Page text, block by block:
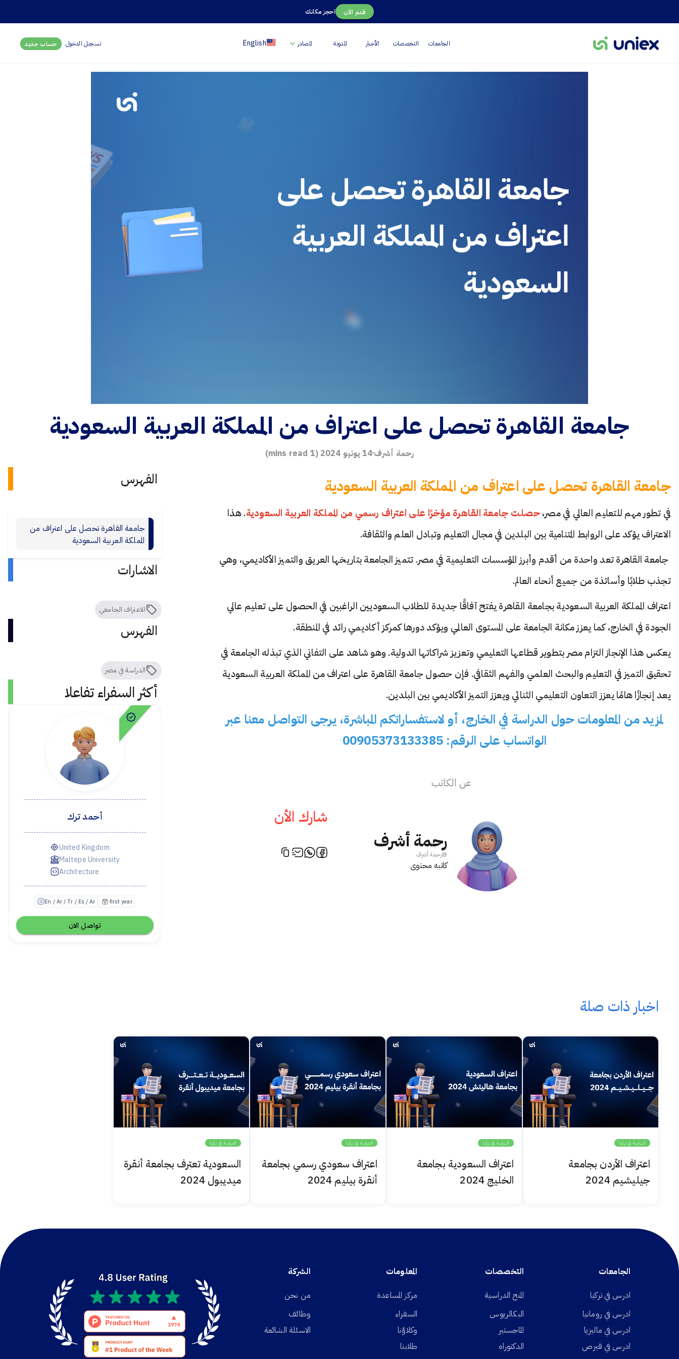
احجز مكانك قدم الآن
الجامعات التخصصات الأخبار المدونة المصادر English تسجبل الدخول حساب جديد
جامعة القاهرة تحصل على اعتراف من المملكة العربية السعودية
رحمة أشرف14 يونيو 2024 (
1
جامعة القاهرة تحصل على اعتراف من المملكة العربية السعودية
في تطور مهم للتعليم العالي في مصر،حصلت جامعة القاهرة مؤخرًا على اعتراف رسمي من المملكة العربية السعودية. هذا
الاعتراف يؤكد على الروابط المتنامية بين البلدين في مجال التعليم وتبادل العلم والثقافة.
جامعة القاهرة تعد واحدة من أقدم وأبرز المؤسسات التعليمية في مصر. تتميز الجامعة بتاريخها العريق والتميز الأكاديمي، وهي
تجذب طلابًا وأساتذة من جميع أنحاء العالم.
اعتراف المملكة العربية السعودية بجامعة القاهرة يفتح آفاقًا جديدة للطلاب السعوديين الراغبين في الحصول على تعليم عالي
الجودة في الخارج، كما يعزز مكانة الجامعة على المستوى العالمي ويؤكد دورها كمركز أكاديمي رائد في المنطقة.
يعكس هذا الإنجاز التزام مصر بتطوير قطاعها التعليمي وتعزيز شراكاتها الدولية. وهو شاهد على التفاني الذي تبذله الجامعة في
تحقيق التميز في التعليم والبحث العلمي والفهم الثقافي. فإن حصول جامعة القاهرة على اعتراف من المملكة العربية السعودية
يعد إنجازًا هامًا يعزز التعاون التعليمي الثنائي ويعزز التميز الأكاديمي بين البلدين.
لمزيد من المعلومات حول الدراسة في الخارج، أو لاستفساراتكم المباشرة، يرجى التواصل معنا عبر
الواتساب على الرقم: 00905373133385
عن الكاتب
رحمة أشرف
@رحمة أشرف
كاتبه محتوى
شارك الأن
الفهرس
جامعة القاهرة تحصل على اعتراف من
المملكة العربية السعودية
الاشارات
الاعتراف الجامعي
الفهرس
الدراسة في مصر
أكثر السفراء تفاعلا
istanbul, United Kingdom
Istinye University
أحمد ترك
United Kingdom
Maltepe University
Architecture
En / Ar / Tr / Es / Ar first year
تواصل الان
اخبار ذات صلة
الدراسة في تركيا
اعتراف الأردن بجامعة
جيليشيم 2024
الدراسة في تركيا
اعتراف السعودية بجامعة
الخليج 2024
الدراسة في تركيا
اعتراف سعودي رسمي بجامعة
أنقرة بيليم 2024
الدراسة في تركيا
السعودية تعترف بجامعة أنقرة
ميديبول 2024
الجامعات
ادرس في تركيا
ادرس في رومانيا
ادرس في ماليزيا
ادرس في قبرص
التخصصات
المنح الدراسية
البكالريوس
الماجستير
الدكتوراه
المعلومات
مركز المساعدة
السفراء
وكلاؤنا
طلابنا
الشركة
من نحن
وظائف
الاسئلة الشائعة